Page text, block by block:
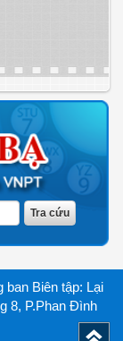
ban Biên tập: Lại
8, P.Phan Đình